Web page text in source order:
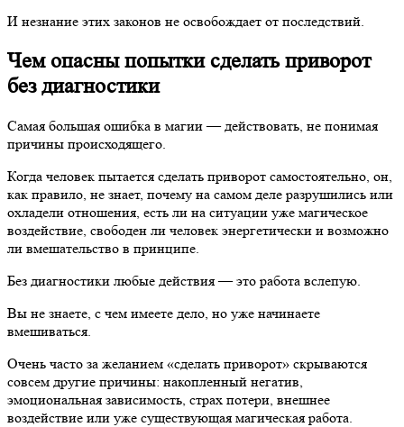
И незнание этих законов не освобождает от последствий.
Чем опасны попытки сделать приворот
без диагностики
Самая большая ошибка в магии — действовать, не понимая
причины происходящего.
Когда человек пытается сделать приворот самостоятельно, он,
как правило, не знает, почему на самом деле разрушились или
охладели отношения, есть ли на ситуации уже магическое
воздействие, свободен ли человек энергетически и возможно
ли вмешательство в принципе.
Без диагностики любые действия — это работа вслепую.
Вы не знаете, с чем имеете дело, но уже начинаете
вмешиваться.
Очень часто за желанием «сделать приворот» скрываются
совсем другие причины: накопленный негатив,
эмоциональная зависимость, страх потери, внешнее
воздействие или уже существующая магическая работа.